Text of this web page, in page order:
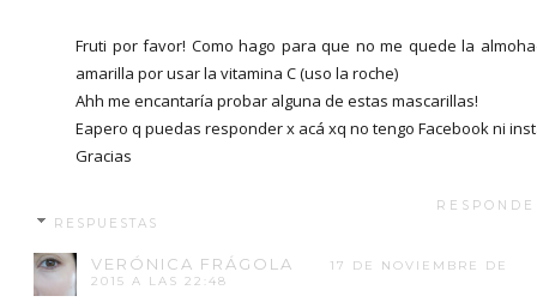
Fruti por favor! Como hago para que no me quede la
amarilla por usar la vitamina C (uso la roche)
Ahh me encantaría probar alguna de estas mascarillas!
Eapero q puedas responder x acá xq no tengo Facebook ni
Gracias
RESPUESTAS
VERÓNICA FRÁGOLA
17 DE NOVIEMBRE DE
2015 A LAS 22:48